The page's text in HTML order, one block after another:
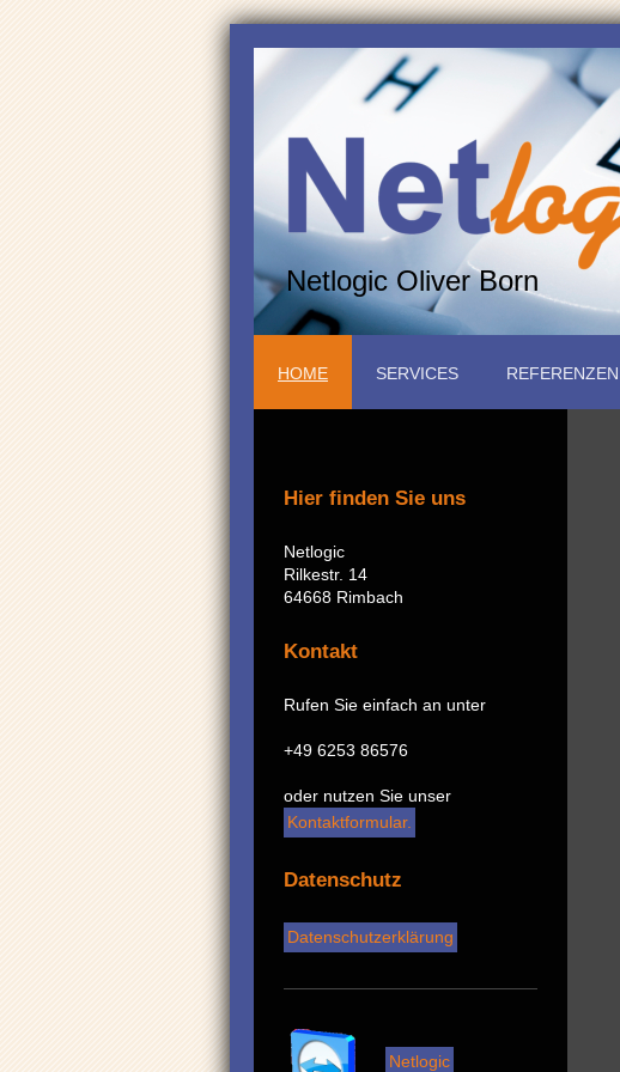
Netlogic Oliver Born
HOME SERVICES REFERENZEN
Hier finden Sie uns
Netlogic
Rilkestr. 14
64668 Rimbach
Kontakt
Rufen Sie einfach an unter
+49 6253 86576
oder nutzen Sie unser
Kontaktformular.
Datenschutz
Datenschutzerklärung
Netlogic